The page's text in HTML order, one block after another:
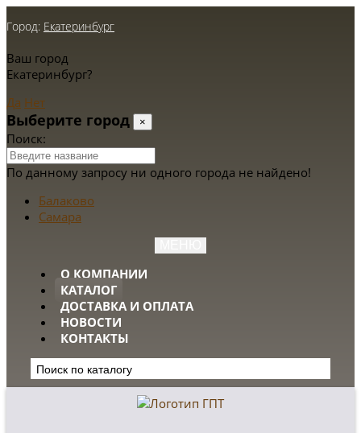
Город: Екатеринбург
Ваш город
Екатеринбург?
Да Нет
Выберите город ×
Поиск:
По данному запросу ни одного города не найдено!
Балаково
Самара
О КОМПАНИИ
КАТАЛОГ
ДОСТАВКА И ОПЛАТА
НОВОСТИ
КОНТАКТЫ